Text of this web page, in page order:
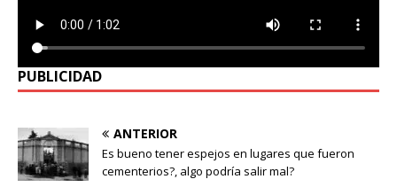
PUBLICIDAD
ANTERIOR
Es bueno tener espejos en lugares que fueron
cementerios?, algo podría salir mal?